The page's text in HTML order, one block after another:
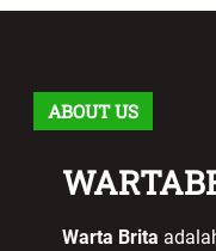
ABOUT US
Warta Brita